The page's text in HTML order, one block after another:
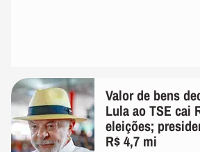
Valor de bens
Lula ao TSE cai
eleições;
R$ 4,7 mi